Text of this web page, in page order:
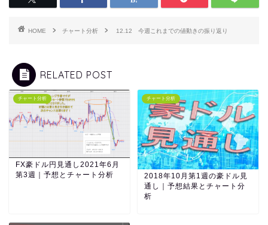
HOME チャート分析 12.12 今週これまでの値動きの振り返り
RELATED POST
チャート分析
FX豪ドル円見通し2021年6月
第3週｜予想とチャート分析
チャート分析
2018年10月第1週の豪ドル見
通し｜予想結果とチャート分
析